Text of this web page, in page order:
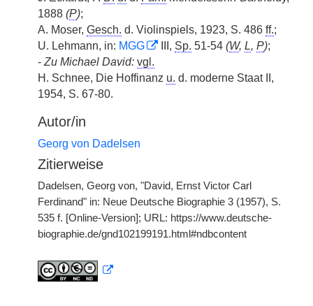
1888 (P);
A. Moser, Gesch. d. Violinspiels, 1923, S. 486 ff.;
U. Lehmann, in: MGG III, Sp. 51-54 (W, L, P);
- Zu Michael David: vgl.
H. Schnee, Die Hoffinanz u. d. moderne Staat II,
1954, S. 67-80.
Autor/in
Georg von Dadelsen
Zitierweise
Dadelsen, Georg von, "David, Ernst Victor Carl
Ferdinand" in: Neue Deutsche Biographie 3 (1957), S.
535 f. [Online-Version]; URL: https://www.deutsche-
biographie.de/gnd102199191.html#ndbcontent